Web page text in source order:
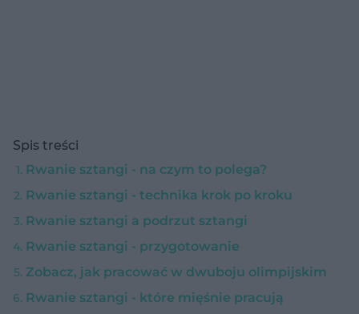
Spis treści
Rwanie sztangi - na czym to polega?
Rwanie sztangi - technika krok po kroku
Rwanie sztangi a podrzut sztangi
Rwanie sztangi - przygotowanie
Zobacz, jak pracować w dwuboju olimpijskim
Rwanie sztangi - które mięśnie pracują